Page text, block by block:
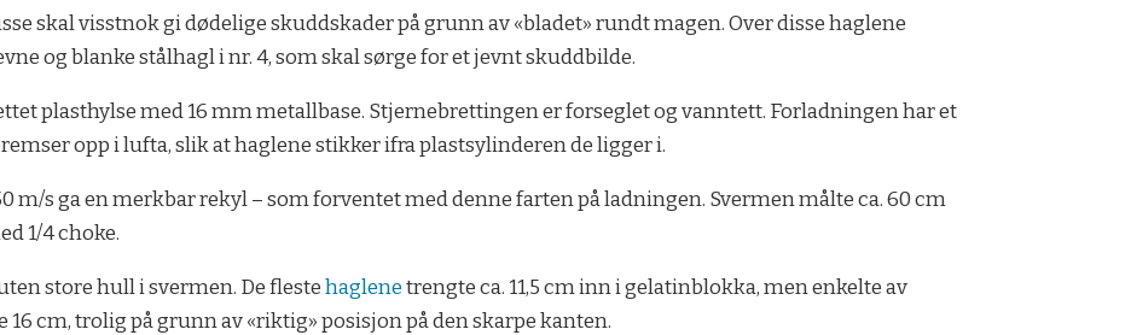
skal visstnok gi dødelige skuddskader på grunn av «bladet» rundt magen. Over disse haglene
og blanke stålhagl i nr. 4, som skal sørge for et jevnt skuddbilde.
plasthylse med 16 mm metallbase. Stjernebrettingen er forseglet og vanntett. Forladningen har et
opp i lufta, slik at haglene stikker ifra plastsylinderen de ligger i.
m/s ga en merkbar rekyl – som forventet med denne farten på ladningen. Svermen målte ca. 60 cm
1/4 choke.
store hull i svermen. De flestehaglenetrengte ca. 11,5 cm inn i gelatinblokka, men enkelte av
cm, trolig på grunn av «riktig» posisjon på den skarpe kanten.